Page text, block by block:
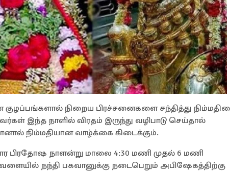
நிறைய பிரச்சனைகளை சந்தித்து
இந்த நாளில் விரதம் இருந்து வழிபாடு செய்தால்
நிம்மதியான வாழ்க்கை கிடைக்கும்.
பிரதோஷ நாளன்று மாலை 4:30 மணி முதல் 6 மணி
நந்தி பகவானுக்கு நடைபெறும் அபிஷேகத்திற்கு